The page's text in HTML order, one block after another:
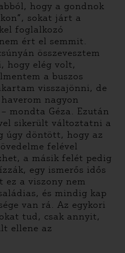
hogy a gondnok
sokat járt a
foglalkozó
ért el semmit.
összevesztem
hogy elég volt,
a buszos
visszajönni, de
nagyon
mondta Géza. Ezután
sikerült változtatni a
úgy döntött, hogy az
felével
a másik felét pedig
egy ismerős idős
ez a viszony nem
és mindig kap
van rá. Az egykori
tud, csak annyit,
ellene az